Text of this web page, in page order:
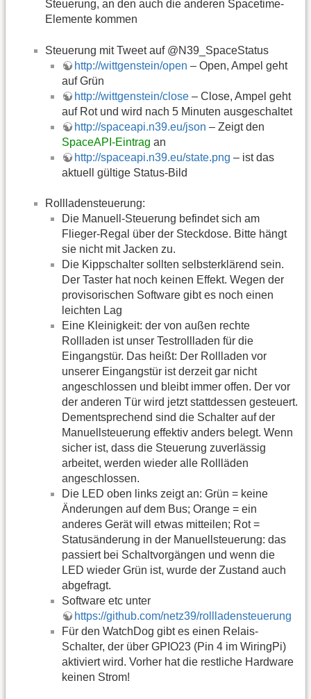
Steuerung, an den auch die anderen Spacetime-
Elemente kommen
Steuerung mit Tweet auf @N39_SpaceStatus
http://wittgenstein/open – Open, Ampel geht
auf Grün
http://wittgenstein/close – Close, Ampel geht
auf Rot und wird nach 5 Minuten ausgeschaltet
http://spaceapi.n39.eu/json – Zeigt den
SpaceAPI-Eintrag an
http://spaceapi.n39.eu/state.png – ist das
aktuell gültige Status-Bild
Rollladensteuerung:
Die Manuell-Steuerung befindet sich am
Flieger-Regal über der Steckdose. Bitte hängt
sie nicht mit Jacken zu.
Die Kippschalter sollten selbsterklärend sein.
Der Taster hat noch keinen Effekt. Wegen der
provisorischen Software gibt es noch einen
leichten Lag
Eine Kleinigkeit: der von außen rechte
Rollladen ist unser Testrollladen für die
Eingangstür. Das heißt: Der Rollladen vor
unserer Eingangstür ist derzeit gar nicht
angeschlossen und bleibt immer offen. Der vor
der anderen Tür wird jetzt stattdessen gesteuert.
Dementsprechend sind die Schalter auf der
Manuellsteuerung effektiv anders belegt. Wenn
sicher ist, dass die Steuerung zuverlässig
arbeitet, werden wieder alle Rollläden
angeschlossen.
Die LED oben links zeigt an: Grün = keine
Änderungen auf dem Bus; Orange = ein
anderes Gerät will etwas mitteilen; Rot =
Statusänderung in der Manuellsteuerung: das
passiert bei Schaltvorgängen und wenn die
LED wieder Grün ist, wurde der Zustand auch
abgefragt.
Software etc unter
https://github.com/netz39/rollladensteuerung
Für den WatchDog gibt es einen Relais-
Schalter, der über GPIO23 (Pin 4 im WiringPi)
aktiviert wird. Vorher hat die restliche Hardware
keinen Strom!